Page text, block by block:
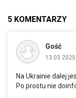
5 KOMENTARZY
Gość
Na Ukrainie dalej
Po prostu nie